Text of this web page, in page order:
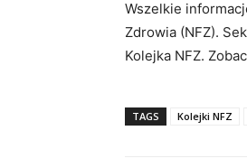
Wszelkie
Zdrowia (NFZ).
Kolejka NFZ.
TAGS Kolejki NFZ